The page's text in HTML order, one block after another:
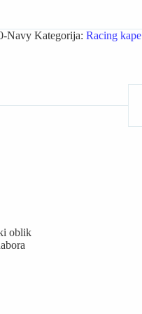
Navy Kategorija: Racing kape
oblik